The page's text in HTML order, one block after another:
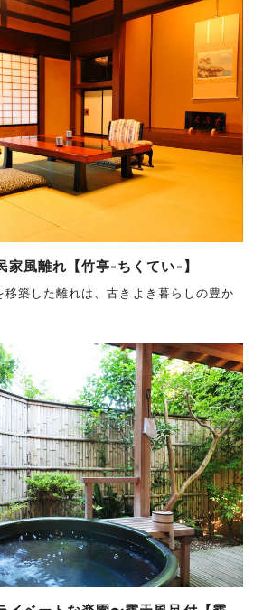
家風離れ【竹亭-ちくてい-】
移築した離れは、古きよき暮らしの豊か